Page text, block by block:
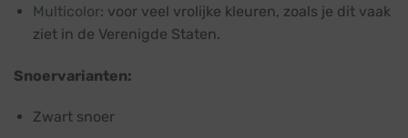
Multicolor: voor veel vrolijke kleuren, zoals je dit vaak
ziet in de Verenigde Staten.
Snoervarianten:
Zwart snoer